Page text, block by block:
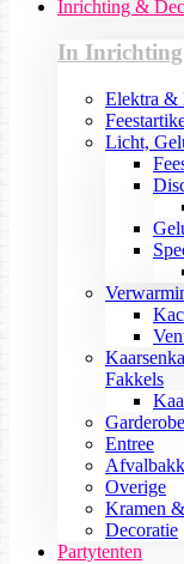
Inrichting &
In
Elektra &
Licht,
Fakkels
Garderobe
Entree
Overige
Kramen
Decoratie
Partytenten